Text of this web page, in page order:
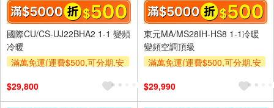
國際CU/CS-UJ22BHA2 1-1 變頻
冷暖
滿萬免運(運費$500,可分期,安
及使用6期以上分期0利率,需付
基本安裝運費)
$29,800
東元MA/MS28IH-HS8 1-1冷暖
變頻空調頂級
滿萬免運(運費$500,可分期,安
及使用6期以上分期0利率,需付
基本安裝運費)
$29,990